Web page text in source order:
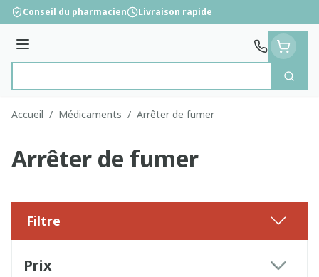
Aller au contenu
Conseil du pharmacien Livraison rapide
Menu
Accueil / Médicaments / Arrêter de fumer
Arrêter de fumer
Filtre
Prix